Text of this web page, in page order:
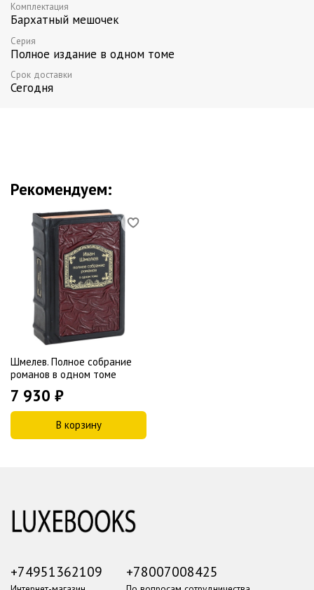
Комплектация
Бархатный мешочек
Серия
Полное издание в одном томе
Срок доставки
Сегодня
Рекомендуем:
Шмелев. Полное собрание
романов в одном томе
7 930 ₽
В корзину
+74951362109 +78007008425